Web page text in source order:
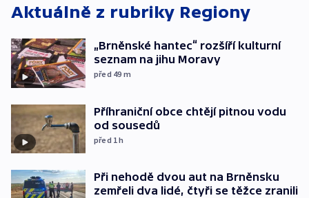
Aktuálně z rubriky Regiony
„Brněnské hantec“ rozšíří kulturní
seznam na jihu Moravy
před 49 m
Příhraniční obce chtějí pitnou vodu
od sousedů
před 1h
Při nehodě dvou aut na Brněnsku
zemřeli dva lidé, čtyři se těžce zranili